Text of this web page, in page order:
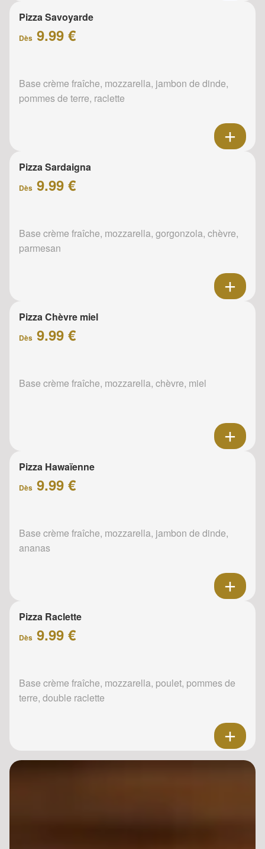
Pizza Savoyarde
Dès 9.99 €
Base crème fraîche, mozzarella, jambon de dinde,
pommes de terre, raclette
Pizza Sardaigna
Dès 9.99 €
Base crème fraîche, mozzarella, gorgonzola, chèvre,
parmesan
Pizza Chèvre miel
Dès 9.99 €
Base crème fraîche, mozzarella, chèvre, miel
Pizza Hawaïenne
Dès 9.99 €
Base crème fraîche, mozzarella, jambon de dinde,
ananas
Pizza Raclette
Dès 9.99 €
Base crème fraîche, mozzarella, poulet, pommes de
terre, double raclette